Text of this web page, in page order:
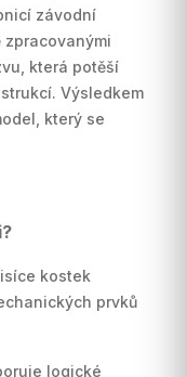
závodní
zpracovanými
která potěší
Výsledkem
který se
kostek
prvků
logické